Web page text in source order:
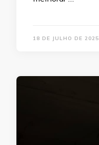
18 DE JULHO DE 2025